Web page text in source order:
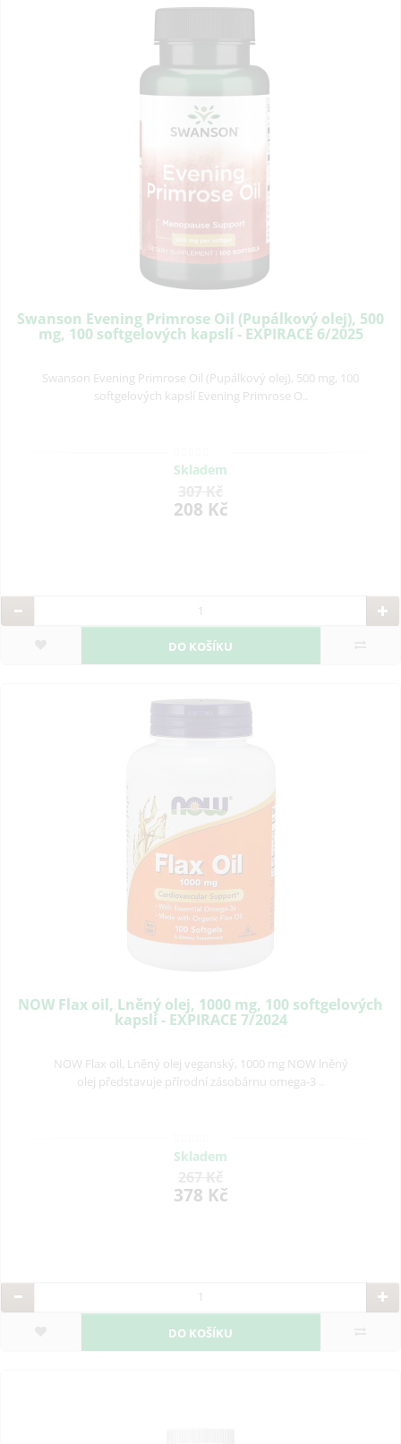
Swanson Evening Primrose Oil (Pupálkový olej), 500
mg, 100 softgelových kapslí - EXPIRACE 6/2025
Swanson Evening Primrose Oil (Pupálkový olej), 500 mg, 100
softgelových kapslí Evening Primrose O..
Skladem
208 Kč
DO KOŠÍKU
NOW Flax oil, Lněný olej, 1000 mg, 100 softgelových
kapslí - EXPIRACE 7/2024
NOW Flax oil, Lněný olej veganský, 1000 mg NOW lněný
olej představuje přírodní zásobárnu omega-3 ..
Skladem
378 Kč
DO KOŠÍKU